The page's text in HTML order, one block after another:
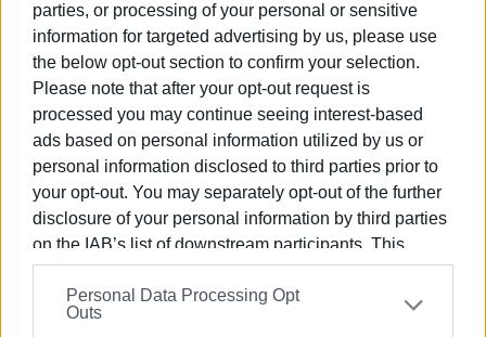
parties, or processing of your personal or sensitive
information for targeted advertising by us, please use
the below opt-out section to confirm your selection.
Please note that after your opt-out request is
processed you may continue seeing interest-based
ads based on personal information utilized by us or
personal information disclosed to third parties prior to
your opt-out. You may separately opt-out of the further
disclosure of your personal information by third parties
on the IAB’s list of downstream participants. This
information may also be disclosed by us to third parties
on theIAB’s List of Downstream Participants
that may
further disclose it to other third parties.
Personal Data Processing Opt
Outs
Με τη δραστηριότητα αυτή, τα παιδιά δεν αποκτούν
μόνο γνώσεις, αλλά αναπτύσσουν την περιβαλλοντική
συνείδηση και την ενσυναίσθηση, μαθαίνοντας να
φροντίζουν τον πλανήτη και τα πλάσματα που ζουν σε
αυτόν. Η κατασκευή του ξενοδοχείου εντόμων τους
δίνει την ευκαιρία να εφαρμόσουν πρακτικά όσα έμαθαν
και να συνδέσουν τη θεωρία με την πράξη.